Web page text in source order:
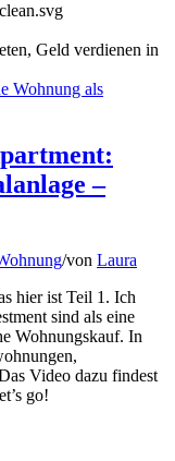
Geld verdienen in
–
/von Laura
hier ist Teil 1. Ich
sind als eine
Wohnungskauf. In
Video dazu findest
go!